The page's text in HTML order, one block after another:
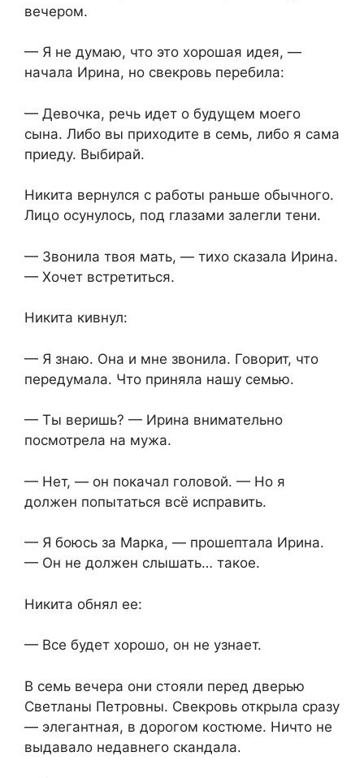
вечером.
— Я не думаю, что это хорошая идея, —
начала Ирина, но свекровь перебила:
— Девочка, речь идет о будущем моего
сына. Либо вы приходите в семь, либо я сама
приеду. Выбирай.
Никита вернулся с работы раньше обычного.
Лицо осунулось, под глазами залегли тени.
— Звонила твоя мать, — тихо сказала Ирина.
— Хочет встретиться.
Никита кивнул:
— Я знаю. Она и мне звонила. Говорит, что
передумала. Что приняла нашу семью.
— Ты веришь? — Ирина внимательно
посмотрела на мужа.
— Нет, — он покачал головой. — Но я
должен попытаться всё исправить.
— Я боюсь за Марка, — прошептала Ирина.
— Он не должен слышать… такое.
Никита обнял ее:
— Все будет хорошо, он не узнает.
В семь вечера они стояли перед дверью
Светланы Петровны. Свекровь открыла сразу
— элегантная, в дорогом костюме. Ничто не
выдавало недавнего скандала.